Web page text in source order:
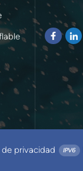
privacidad